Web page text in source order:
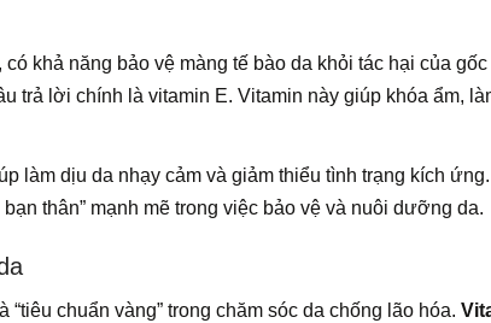
khả năng bảo vệ màng tế bào da khỏi tác hại của
trả lời chính là vitamin E. Vitamin này giúp khóa ẩm,
làm dịu da nhạy cảm và giảm thiểu tình trạng kích
thân” mạnh mẽ trong việc bảo vệ và nuôi dưỡng da.
chuẩn vàng” trong chăm sóc da chống lão hóa.